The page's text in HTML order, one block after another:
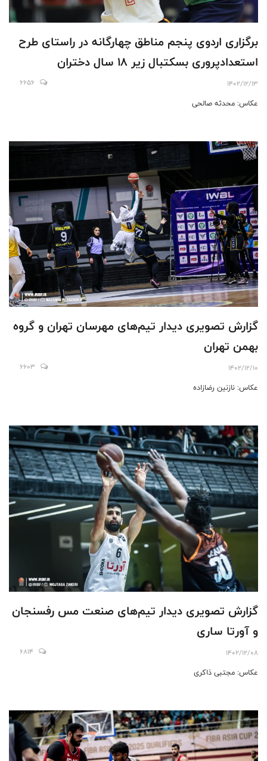
برگزاری اردوی پنجم مناطق چهارگانه در راستای طرح
استعدادپروری بسکتبال زیر ۱۸ سال دختران
1402/12/13
6656
عکاس: محدثه صالحی
گزارش تصویری دیدار تیم‌های مهرسان تهران و گروه
بهمن تهران
1402/12/10
6603
عکاس: نازنین رضازاده
گزارش تصویری دیدار تیم‌های صنعت مس رفسنجان
و آورتا ساری
1402/12/08
6814
عکاس: مجتبی ذاکری